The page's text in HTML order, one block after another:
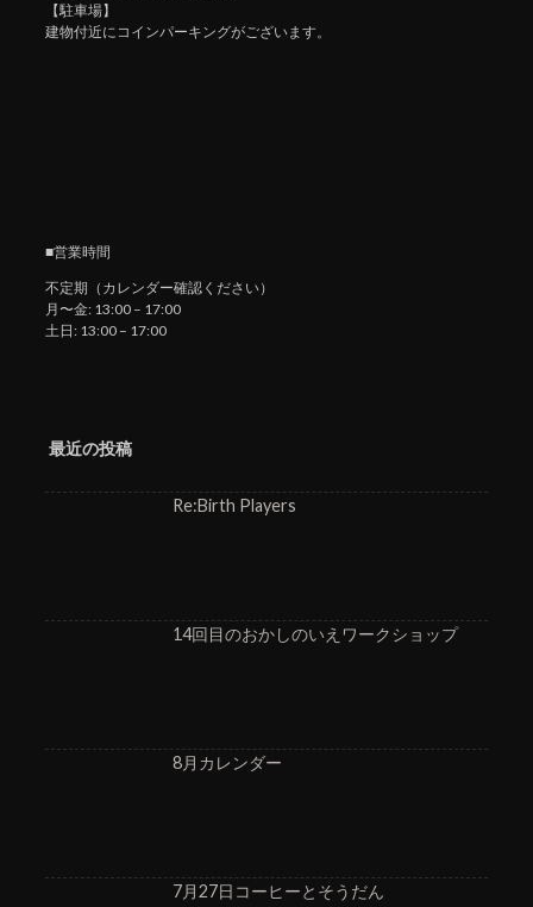
【駐車場】
建物付近にコインパーキングがございます。
■営業時間
不定期（カレンダー確認ください）
月〜金: 13:00 – 17:00
土日: 13:00 – 17:00
最近の投稿
Re:Birth Players
14回目のおかしのいえワークショップ
8月カレンダー
7月27日コーヒーとそうだん